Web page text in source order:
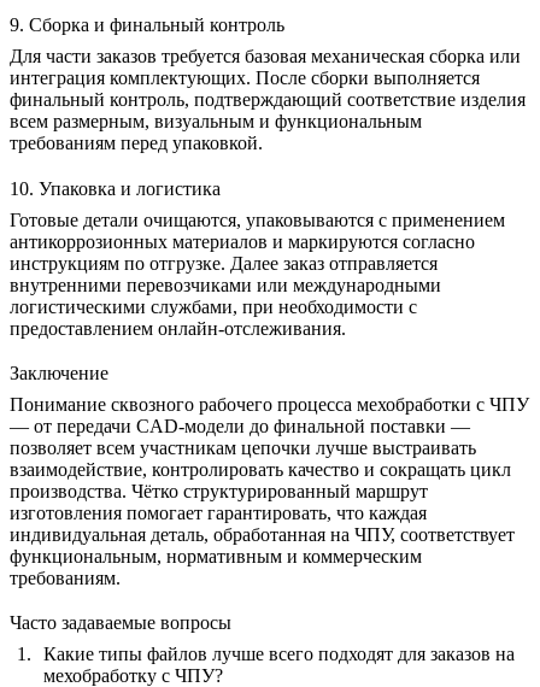
9. Сборка и финальный контроль
Для части заказов требуется базовая механическая сборка или
интеграция комплектующих. После сборки выполняется
финальный контроль, подтверждающий соответствие изделия
всем размерным, визуальным и функциональным
требованиям перед упаковкой.
10. Упаковка и логистика
Готовые детали очищаются, упаковываются с применением
антикоррозионных материалов и маркируются согласно
инструкциям по отгрузке. Далее заказ отправляется
внутренними перевозчиками или международными
логистическими службами, при необходимости с
предоставлением онлайн-отслеживания.
Заключение
Понимание сквозного рабочего процесса мехобработки с ЧПУ
— от передачи CAD-модели до финальной поставки —
позволяет всем участникам цепочки лучше выстраивать
взаимодействие, контролировать качество и сокращать цикл
производства. Чётко структурированный маршрут
изготовления помогает гарантировать, что каждая
индивидуальная деталь, обработанная на ЧПУ, соответствует
функциональным, нормативным и коммерческим
требованиям.
Часто задаваемые вопросы
Какие типы файлов лучше всего подходят для заказов на
мехобработку с ЧПУ?